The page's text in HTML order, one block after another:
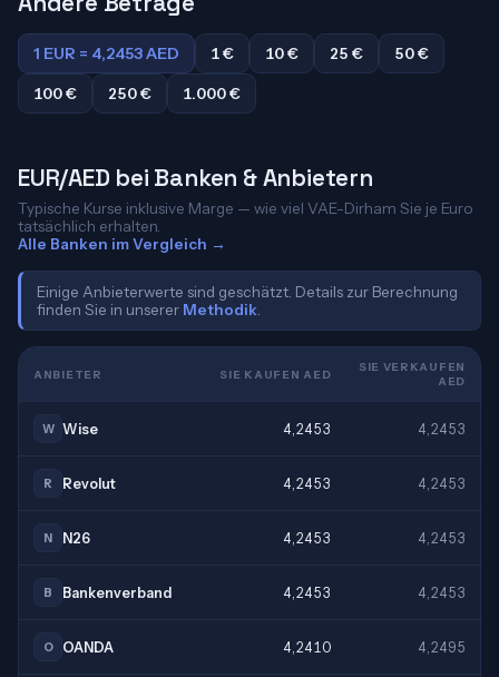
1 EUR = 4,2453 AED 1 € 10 € 25 €
50 €
100 €
250 € 1.000 €
EUR/AED bei Banken & Anbietern
Typische Kurse inklusive Marge — wie viel VAE-Dirham Sie je Euro
tatsächlich erhalten.
Alle Banken im Vergleich →
Einige Anbieterwerte sind geschätzt. Details zur Berechnung
finden Sie in unserer Methodik
ANBIETER SIE KAUFEN AED
SIE VERKAUFEN
AED
W Wise 4,2453 4,2453
R Revolut 4,2453 4,2453
N N26 4,2453 4,2453
B Bankenverband 4,2453 4,2453
O OANDA 4,2410 4,2495